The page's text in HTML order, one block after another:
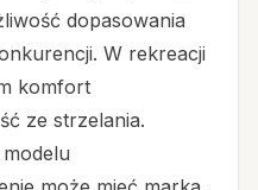
dopasowania
W rekreacji
komfort
ze strzelania.